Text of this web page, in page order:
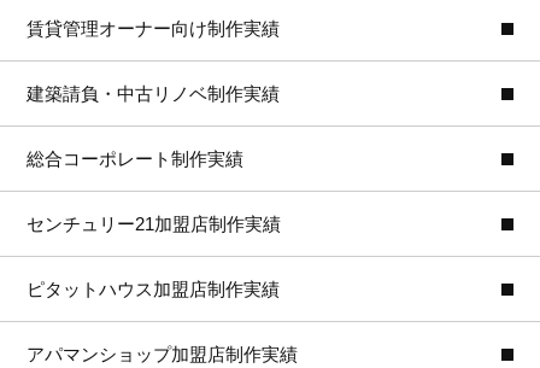
賃貸管理オーナー向け制作実績
建築請負・中古リノベ制作実績
総合コーポレート制作実績
センチュリー21加盟店制作実績
ピタットハウス加盟店制作実績
アパマンショップ加盟店制作実績